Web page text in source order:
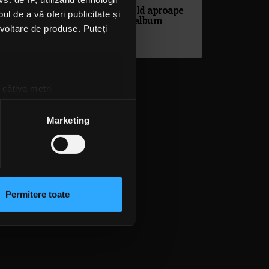
de a vă oferi publicitate și
de produse. Puteți
metri
la
secțiunea cu detalii
cu privire la modul în
urma folosirii serviciilor
Marketing
Permitere toate
Avenged Sevenfold aproape
au terminat noul album